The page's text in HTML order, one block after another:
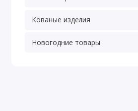
Кованые изделия
Новогодние товары